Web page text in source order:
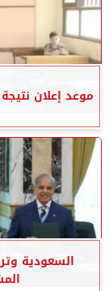
موعد إعلان نتيجة
السعودية